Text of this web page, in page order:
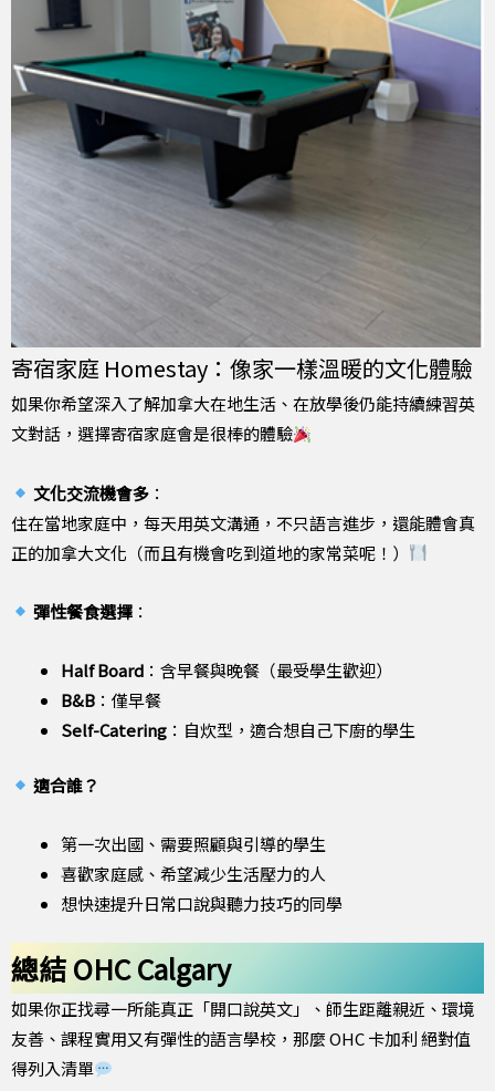
寄宿家庭 Homestay：像家一樣溫暖的文化體驗
如果你希望深入了解加拿大在地生活、在放學後仍能持續練習英
文對話，選擇寄宿家庭會是很棒的體驗
文化交流機會多 ：
住在當地家庭中，每天用英文溝通，不只語言進步，還能體會真
正的加拿大文化（而且有機會吃到道地的家常菜呢！）
彈性餐食選擇 ：
Half Board ：含早餐與晚餐（最受學生歡迎）
B&B ：僅早餐
Self-Catering ：自炊型，適合想自己下廚的學生
適合誰？
第一次出國、需要照顧與引導的學生
喜歡家庭感、希望減少生活壓力的人
想快速提升日常口說與聽力技巧的同學
總結 OHC Calgary
如果你正找尋一所能真正「開口說英文」、師生距離親近、環境
友善、課程實用又有彈性的語言學校，那麼 OHC 卡加利 絕對值
得列入清單